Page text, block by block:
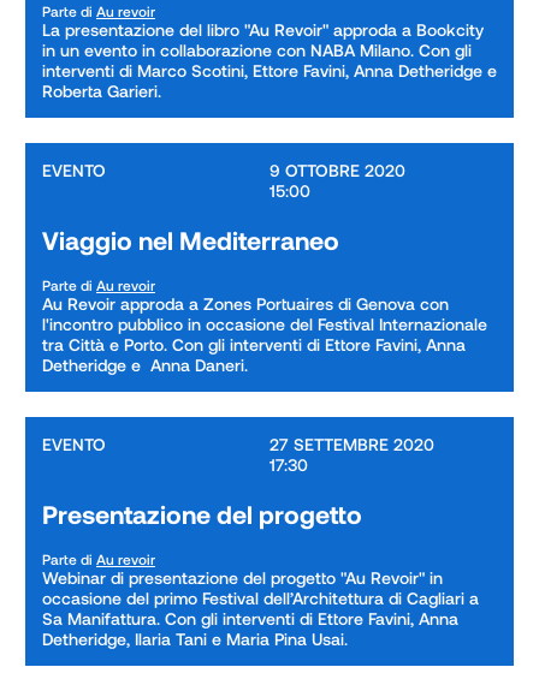
Parte di Au revoir
La presentazione del libro "Au Revoir" approda a Bookcity
in un evento in collaborazione con NABA Milano. Con gli
interventi di Marco Scotini, Ettore Favini, Anna Detheridge e
Roberta Garieri.
EVENTO
9 OTTOBRE 2020
15:00
Viaggio nel Mediterraneo
Parte di Au revoir
Au Revoir approda a Zones Portuaires di Genova con
l'incontro pubblico in occasione del Festival Internazionale
tra Città e Porto. Con gli interventi di Ettore Favini, Anna
Detheridge e  Anna Daneri.
EVENTO
27 SETTEMBRE 2020
17:30
Presentazione del progetto
Parte di Au revoir
Webinar di presentazione del progetto "Au Revoir" in
occasione del primo Festival dell’Architettura di Cagliari a
Sa Manifattura. Con gli interventi di Ettore Favini, Anna
Detheridge, Ilaria Tani e Maria Pina Usai.